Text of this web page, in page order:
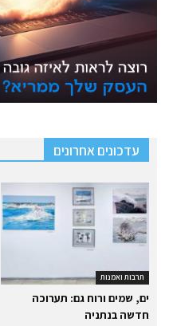
עדכונים אחרונים
תרבות ואמנות
ים, שמים ורוח גם: תערוכה
חדשה בנתניה